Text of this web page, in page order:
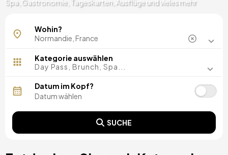
Spa, Gastronomie, Tageskarten, Ausflüge und vieles mehr
Seine-Maritime
Wohin?
Kategorie auswählen
Day Pass, Brunch, Spa...
Datum im Kopf?
SUCHE